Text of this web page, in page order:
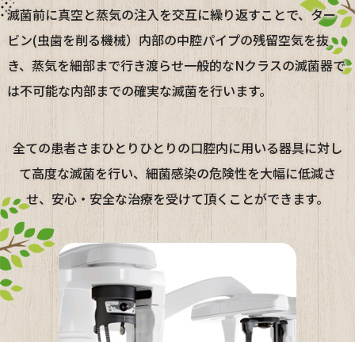
滅菌前に真空と蒸気の注入を交互に繰り返すことで、ター
ビン(虫歯を削る機械）内部の中腔パイプの残留空気を抜
き、蒸気を細部まで行き渡らせ一般的なNクラスの滅菌器で
は不可能な内部までの確実な滅菌を行います。
全ての患者さまひとりひとりの口腔内に用いる器具に対し
て高度な滅菌を行い、細菌感染の危険性を大幅に低減さ
せ、安心・安全な治療を受けて頂くことができます。